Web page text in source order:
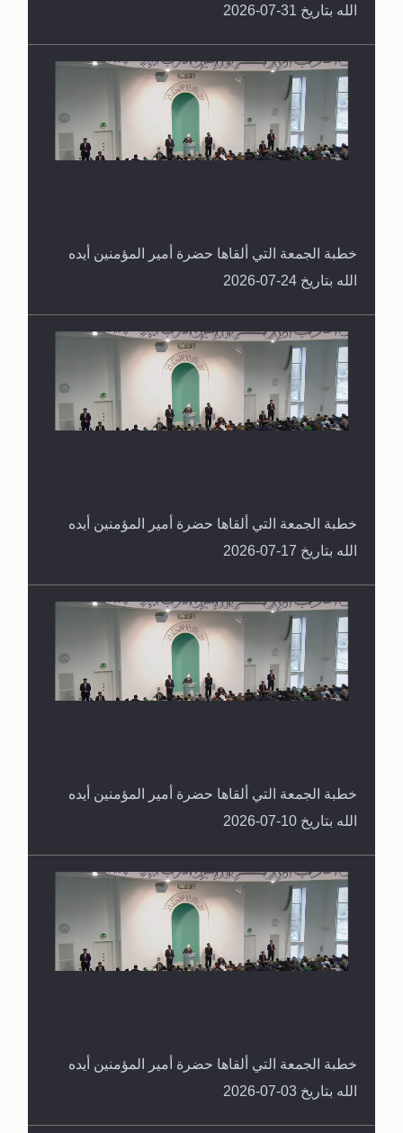
الله بتاريخ 31-07-2026
خطبة الجمعة التي ألقاها حضرة أمير المؤمنين أيده
الله بتاريخ 24-07-2026
خطبة الجمعة التي ألقاها حضرة أمير المؤمنين أيده
الله بتاريخ 17-07-2026
خطبة الجمعة التي ألقاها حضرة أمير المؤمنين أيده
الله بتاريخ 10-07-2026
خطبة الجمعة التي ألقاها حضرة أمير المؤمنين أيده
الله بتاريخ 03-07-2026